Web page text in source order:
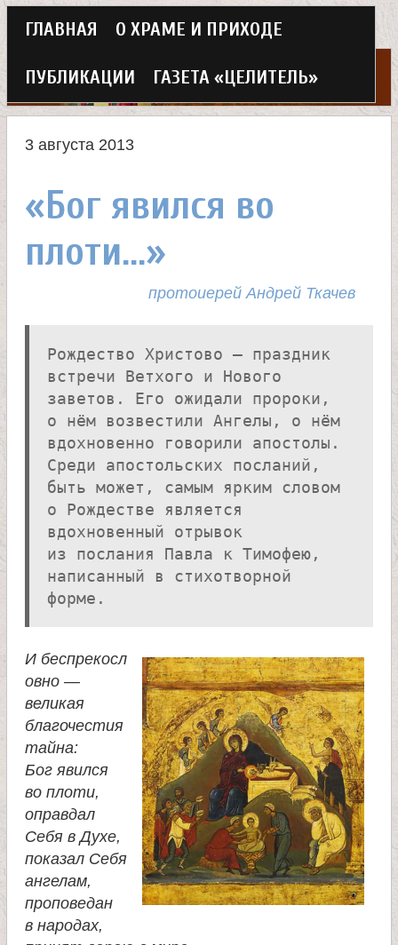
Перейти
к
основному
содержанию
Х
м
в
у
ч
н
и
к
а
Г
л
а
в
о
е
е
ГЛАВНАЯ О ХРАМЕ И ПРИХОДЕ
ПУБЛИКАЦИИ ГАЗЕТА «ЦЕЛИТЕЛЬ»
3 августа 2013
«Бог явился во
плоти...»
протоиерей Андрей Ткачев
Рождество Христово — праздник
встречи Ветхого и Нового
заветов. Его ожидали пророки,
о нём возвестили Ангелы, о нём
вдохновенно говорили апостолы.
Среди апостольских посланий,
быть может, самым ярким словом
о Рождестве является
вдохновенный отрывок
из послания Павла к Тимофею,
написанный в стихотворной
форме.
И беспрекосл
овно —
великая
благочестия
тайна:
Бог явился
во плоти,
оправдал
Себя в Духе,
показал Себя
ангелам,
проповедан
в народах,